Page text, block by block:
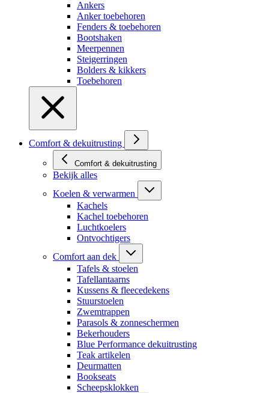
Ankers
Anker toebehoren
Fenders & toebehoren
Bootshaken
Meerpennen
Steigerringen
Bolders & kikkers
Toebehoren
Comfort & dekuitrusting
Comfort & dekuitrusting
Bekijk alles
Koelen & verwarmen
Kachels
Kachel toebehoren
Luchtkoelers
Ontvochtigers
Comfort aan dek
Tafels & stoelen
Tafellantaarns
Kussens & fleecedekens
Stuurstoelen
Zwemtrappen
Parasols & zonneschermen
Bekerhouders
Blue Performance dekuitrusting
Teak artikelen
Deurmatten
Bookseats
Scheepsklokken